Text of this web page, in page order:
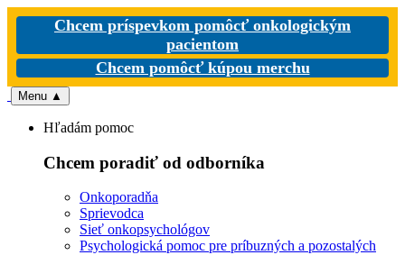
Chcem príspevkom pomôcť onkologickým
pacientom
Chcem pomôcť kúpou merchu
Menu ▲
Hľadám pomoc
Chcem poradiť od odborníka
Onkoporadňa
Sprievodca
Sieť onkopsychológov
Psychologická pomoc pre príbuzných a pozostalých